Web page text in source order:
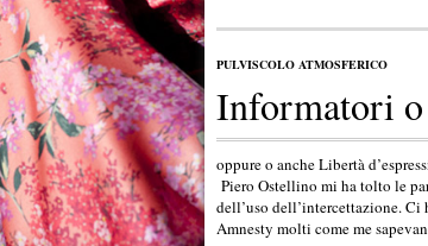
PULVISCOLO ATMOSFERICO
Informatori
oppure o anche Libertà
Piero Ostellino mi ha tolto le
dell’uso dell’intercettazione.
Amnesty molti come me